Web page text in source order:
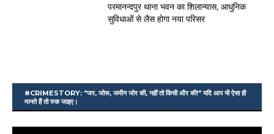
परमानन्दपुर थाना भवन का शिलान्यास, आधुनिक
सुविधाओं से लैस होगा नया परिसर
#CRIMESTORY: "जर, जोरू, जमीन जोर की, नहीं तो किसी और की!" यदि आप भी ऐसा ही
मानते हैं तो रुक जाइए।